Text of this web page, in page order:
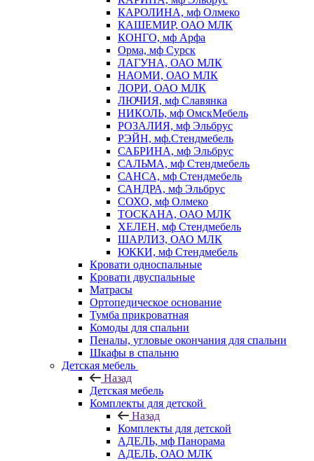
КАРОЛИНА, мф Олмеко
КАШЕМИР, ОАО МЛК
КОНГО, мф Арфа
Орма, мф Сурск
ЛАГУНА, ОАО МЛК
НАОМИ, ОАО МЛК
ЛОРИ, ОАО МЛК
ЛЮЧИЯ, мф Славянка
НИКОЛЬ, мф ОмскМебель
РОЗАЛИЯ, мф Эльбрус
РЭЙН, мф.Стендмебель
САБРИНА, мф Эльбрус
САЛЬМА, мф Стендмебель
САНСА, мф Стендмебель
САНДРА, мф Эльбрус
СОХО, мф Олмеко
ТОСКАНА, ОАО МЛК
ХЕЛЕН, мф Стендмебель
ШАРЛИЗ, ОАО МЛК
ЮККИ, мф Стендмебель
Кровати односпальные
Кровати двуспальные
Матрасы
Ортопедическое основание
Тумба прикроватная
Комоды для спальни
Пеналы, угловые окончания для спальни
Шкафы в спальню
Детская мебель
Назад
Детская мебель
Комплекты для детской
Назад
Комплекты для детской
АДЕЛЬ, мф Панорама
АДЕЛЬ, ОАО МЛК